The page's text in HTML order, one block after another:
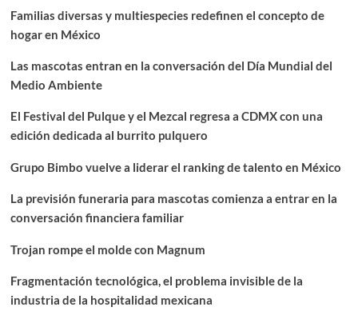
Familias diversas y multiespecies redefinen el concepto de
hogar en México
Las mascotas entran en la conversación del Día Mundial del
Medio Ambiente
El Festival del Pulque y el Mezcal regresa a CDMX con una
edición dedicada al burrito pulquero
Grupo Bimbo vuelve a liderar el ranking de talento en México
La previsión funeraria para mascotas comienza a entrar en la
conversación financiera familiar
Trojan rompe el molde con Magnum
Fragmentación tecnológica, el problema invisible de la
industria de la hospitalidad mexicana